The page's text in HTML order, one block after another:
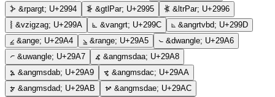
⦔ &rpargt; U+2994 ⦕ &gtlPar; U+2995 ⦖ &ltrPar; U+2996
⦚ &vzigzag; U+299A ⦜ &vangrt; U+299C ⦝ &angrtvbd; U+299D
⦤ &ange; U+29A4 ⦥ &range; U+29A5 ⦦ &dwangle; U+29A6
⦧ &uwangle; U+29A7 ⦨ &angmsdaa; U+29A8
⦩ &angmsdab; U+29A9 ⦪ &angmsdac; U+29AA
⦫ &angmsdad; U+29AB ⦬ &angmsdae; U+29AC